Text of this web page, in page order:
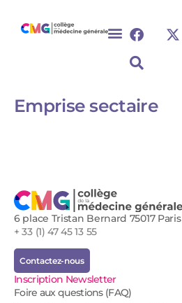
Emprise sectaire
6 place Tristan Bernard 75017 Paris
+ 33 (1) 47 45 13 55
Contactez-nous
Inscription Newsletter
Foire aux questions (FAQ)